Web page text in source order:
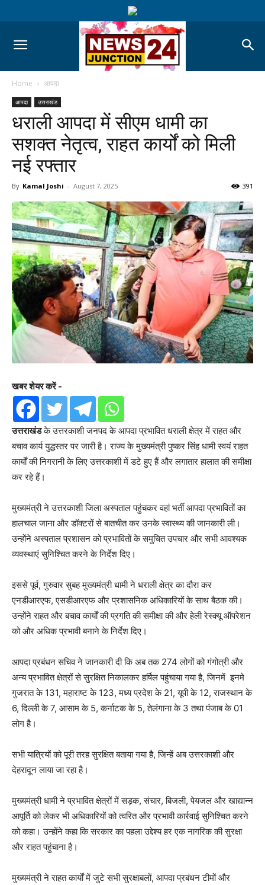
Home आपदा
आपदा उत्तराखंड
धराली आपदा में सीएम धामी का
सशक्त नेतृत्व, राहत कार्यों को मिली
नई रफ्तार
By Kamal Joshi - August 7, 2025 391
खबर शेयर करें -
उत्तराखंडके उत्तरकाशी जनपद के आपदा प्रभावित धराली क्षेत्र में राहत और
बचाव कार्य युद्धस्तर पर जारी है। राज्य के मुख्यमंत्री पुष्कर सिंह धामी स्वयं राहत
कार्यों की निगरानी के लिए उत्तरकाशी में डटे हुए हैं और लगातार हालात की समीक्षा
कर रहे हैं।
मुख्यमंत्री ने उत्तरकाशी जिला अस्पताल पहुंचकर वहां भर्ती आपदा प्रभावितों का
हालचाल जाना और डॉक्टरों से बातचीत कर उनके स्वास्थ्य की जानकारी ली।
उन्होंने अस्पताल प्रशासन को प्रभावितों के समुचित उपचार और सभी आवश्यक
व्यवस्थाएं सुनिश्चित करने के निर्देश दिए।
इससे पूर्व, गुरुवार सुबह मुख्यमंत्री धामी ने धराली क्षेत्र का दौरा कर
एनडीआरएफ, एसडीआरएफ और प्रशासनिक अधिकारियों के साथ बैठक की।
उन्होंने राहत और बचाव कार्यों की प्रगति की समीक्षा की और हेली रेस्क्यू ऑपरेशन
को और अधिक प्रभावी बनाने के निर्देश दिए।
आपदा प्रबंधन सचिव ने जानकारी दी कि अब तक 274 लोगों को गंगोत्री और
अन्य प्रभावित क्षेत्रों से सुरक्षित निकालकर हर्षिल पहुंचाया गया है, जिनमें इनमे
गुजरात के 131, महाराष्ट के 123, मध्य प्रदेश के 21, यूपी के 12, राजस्थान के
6, दिल्ली के 7, आसाम के 5, कर्नाटक के 5, तेलंगाना के 3 तथा पंजाब के 01
लोग है।
सभी यात्रियों को पूरी तरह सुरक्षित बताया गया है, जिन्हें अब उत्तरकाशी और
देहरादून लाया जा रहा है।
मुख्यमंत्री धामी ने प्रभावित क्षेत्रों में सड़क, संचार, बिजली, पेयजल और खाद्यान्न
आपूर्ति को लेकर भी अधिकारियों को त्वरित और प्रभावी कार्रवाई सुनिश्चित करने
को कहा। उन्होंने कहा कि सरकार का पहला उद्देश्य हर एक नागरिक की सुरक्षा
और राहत पहुंचाना है।
मुख्यमंत्री ने राहत कार्यों में जुटे सभी सुरक्षाबलों, आपदा प्रबंधन टीमों और